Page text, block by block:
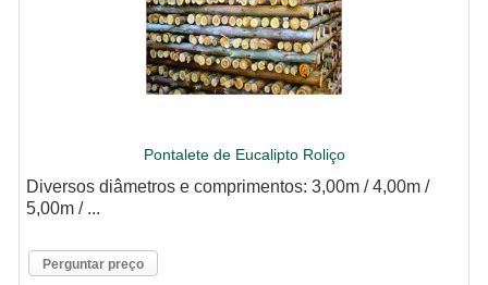
Pontalete de Eucalipto Roliço
Diversos diâmetros e comprimentos: 3,00m / 4,00m /
5,00m / ...
Perguntar preço